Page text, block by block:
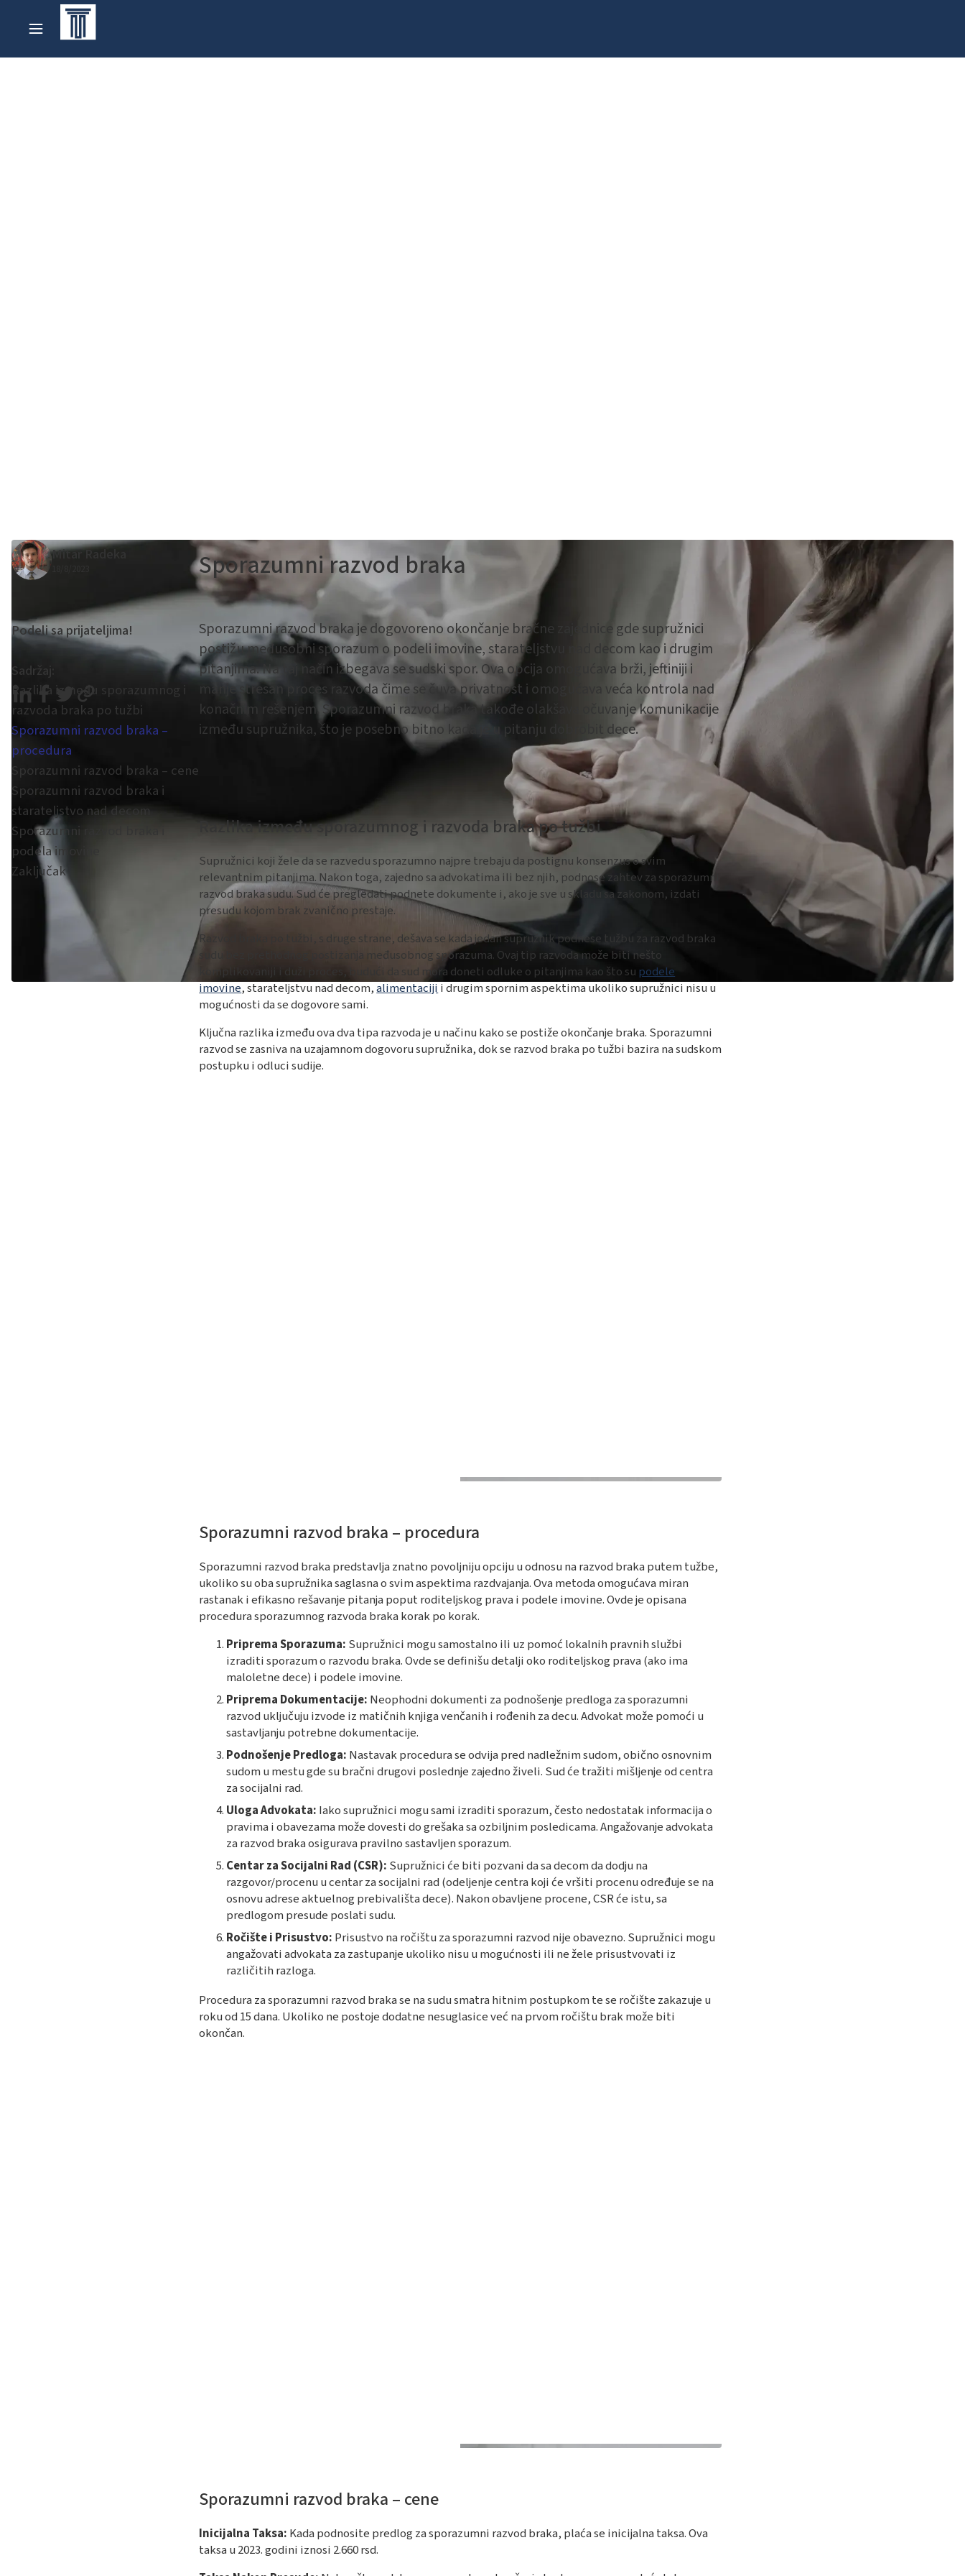
Mitar Radeka Sporazumni razvod braka
Podeli sa prijateljima!
Sadržaj:
Razlika između sporazumnog i
razvoda braka po tužbi
Sporazumni razvod braka –
procedura
Sporazumni razvod braka – cene
Sporazumni razvod braka i
starateljstvo nad decom
Sporazumni razvod braka i
podela imovine
Zaključak
Sporazumni razvod braka je dogovoreno okončanje bračne zajednice gde supružnici
postižu međusobni sporazum o podeli imovine, starateljstvu nad decom kao i drugim
pitanjima. Na taj način izbegava se sudski spor. Ova opcija omogućava brži, jeftiniji i
manje stresan proces razvoda čime se čuva privatnost i omogućava veća kontrola nad
konačnim rešenjem. Sporazumni razvod braka takođe olakšava očuvanje komunikacije
između supružnika, što je posebno bitno kada je u pitanju dobrobit dece.
Razlika između sporazumnog i razvoda braka po tužbi
Supružnici koji žele da se razvedu sporazumno najpre trebaju da postignu konsenzus o svim
relevantnim pitanjima. Nakon toga, zajedno sa advokatima ili bez njih, podnose zahtev za sporazumni
razvod braka sudu. Sud će pregledati podnete dokumente i, ako je sve u skladu sa zakonom, izdati
presudu kojom brak zvanično prestaje.
Razvod braka po tužbi, s druge strane, dešava se kada jedan supružnik podnese tužbu za razvod braka
sudu bez prethodnog postizanja međusobnog sporazuma. Ovaj tip razvoda može biti nešto
komplikovaniji i duži proces, budući da sud mora doneti odluke o pitanjima kao što su podele
imovine, starateljstvu nad decom,alimentacijii drugim spornim aspektima ukoliko supružnici nisu u
mogućnosti da se dogovore sami.
Ključna razlika između ova dva tipa razvoda je u načinu kako se postiže okončanje braka. Sporazumni
razvod se zasniva na uzajamnom dogovoru supružnika, dok se razvod braka po tužbi bazira na sudskom
postupku i odluci sudije.
Sporazumni razvod braka – procedura
Sporazumni razvod braka predstavlja znatno povoljniju opciju u odnosu na razvod braka putem tužbe,
ukoliko su oba supružnika saglasna o svim aspektima razdvajanja. Ova metoda omogućava miran
rastanak i efikasno rešavanje pitanja poput roditeljskog prava i podele imovine. Ovde je opisana
procedura sporazumnog razvoda braka korak po korak.
Priprema Sporazuma: Supružnici mogu samostalno ili uz pomoć lokalnih pravnih službi
izraditi sporazum o razvodu braka. Ovde se definišu detalji oko roditeljskog prava (ako ima
maloletne dece) i podele imovine.
Priprema Dokumentacije: Neophodni dokumenti za podnošenje predloga za sporazumni
razvod uključuju izvode iz matičnih knjiga venčanih i rođenih za decu. Advokat može pomoći u
sastavljanju potrebne dokumentacije.
Podnošenje Predloga: Nastavak procedura se odvija pred nadležnim sudom, obično osnovnim
sudom u mestu gde su bračni drugovi poslednje zajedno živeli. Sud će tražiti mišljenje od centra
za socijalni rad.
Uloga Advokata: Iako supružnici mogu sami izraditi sporazum, često nedostatak informacija o
pravima i obavezama može dovesti do grešaka sa ozbiljnim posledicama. Angažovanje advokata
za razvod braka osigurava pravilno sastavljen sporazum.
Centar za Socijalni Rad (CSR): Supružnici će biti pozvani da sa decom da dodju na
razgovor/procenu u centar za socijalni rad (odeljenje centra koji će vršiti procenu određuje se na
osnovu adrese aktuelnog prebivališta dece). Nakon obavljene procene, CSR će istu, sa
predlogom presude poslati sudu.
Ročište i Prisustvo: Prisustvo na ročištu za sporazumni razvod nije obavezno. Supružnici mogu
angažovati advokata za zastupanje ukoliko nisu u mogućnosti ili ne žele prisustvovati iz
različitih razloga.
Procedura za sporazumni razvod braka se na sudu smatra hitnim postupkom te se ročište zakazuje u
roku od 15 dana. Ukoliko ne postoje dodatne nesuglasice već na prvom ročištu brak može biti
okončan.
Sporazumni razvod braka – cene
Inicijalna Taksa: Kada podnosite predlog za sporazumni razvod braka, plaća se inicijalna taksa. Ova
taksa u 2023. godini iznosi 2.660 rsd.